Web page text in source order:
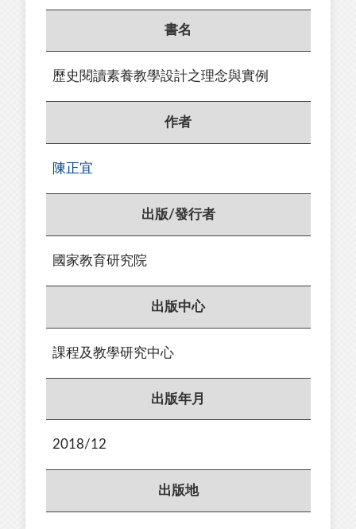
書名
歷史閱讀素養教學設計之理念與實例
作者
陳正宜
出版/發行者
國家教育研究院
出版中心
課程及教學研究中心
出版年月
2018/12
出版地